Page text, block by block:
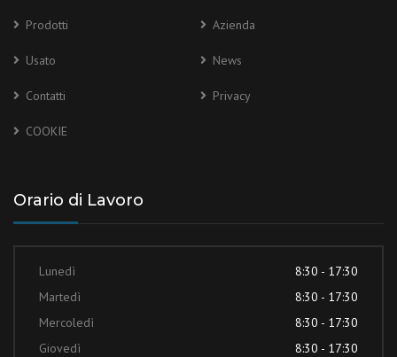
Prodotti Azienda
Usato News
Contatti Privacy
COOKIE
Orario di Lavoro
Lunedì
8:30 - 17:30
Martedì
8:30 - 17:30
Mercoledì
8:30 - 17:30
Giovedì
8:30 - 17:30